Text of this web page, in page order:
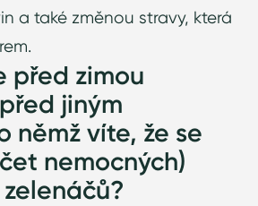
a také změnou stravy, která
před zimou
jiným
němž víte, že se
nemocných)